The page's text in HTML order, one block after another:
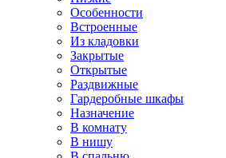
Особенности
Встроенные
Из кладовки
Закрытые
Открытые
Раздвижные
Гардеробные шкафы
Назначение
В комнату
В нишу